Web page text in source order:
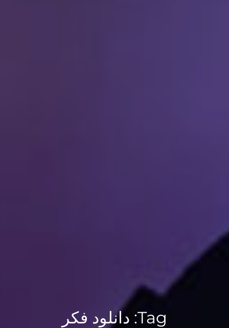
Tag: دانلود فکر